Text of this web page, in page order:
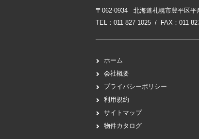
〒062-0934 北海道札幌市豊平区平
TEL：011-827-1025 / FAX：011-
ホーム
会社概要
プライバシーポリシー
利用規約
サイトマップ
物件カタログ